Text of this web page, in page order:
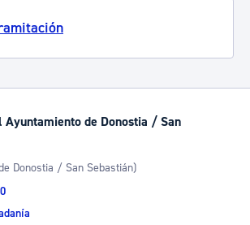
Ayuntamiento de Donostia / San
Donostia / San Sebastián)